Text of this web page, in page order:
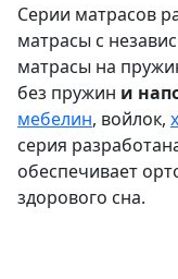
Серии матрасов
матрасы с
матрасы на
без пружин и
мебелин, войлок,
серия
обеспечивает
здорового сна.